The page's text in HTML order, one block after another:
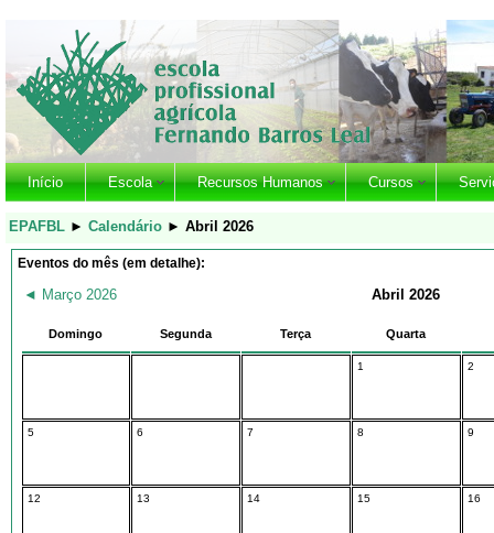
Início Escola Recursos Humanos Cursos
EPAFBL ► Calendário ► Abril 2026
Eventos do mês (em detalhe):
◄ Março 2026 Abril 2026
Domingo Segunda Terça Quarta
1 2
5 6 7 8 9
12 13 14 15 16